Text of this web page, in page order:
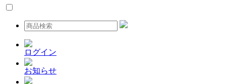
ログイン
お知らせ